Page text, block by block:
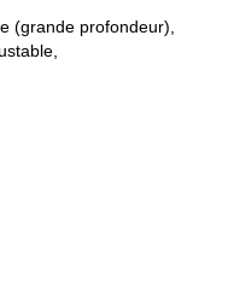
(grande profondeur),